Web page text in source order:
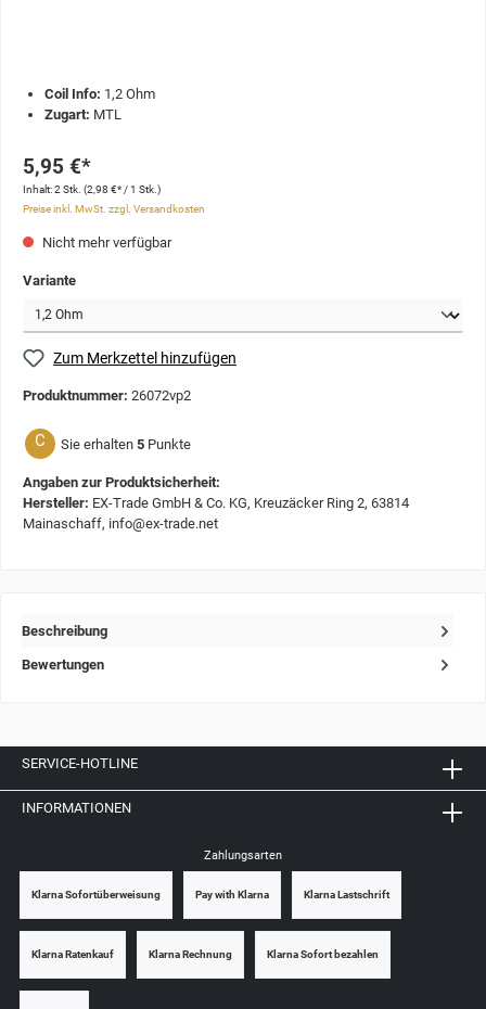
Coil Info: 1,2 Ohm
Zugart: MTL
5,95 €*
Inhalt:2 Stk. (2,98 €* / 1 Stk.)
Preise inkl. MwSt. zzgl. Versandkosten
Nicht mehr verfügbar
Variante
Zum Merkzettel hinzufügen
Produktnummer: 26072vp2
C Sie erhalten 5 Punkte
Angaben zur Produktsicherheit:
Hersteller: EX-Trade GmbH & Co. KG, Kreuzäcker Ring 2, 63814
Mainaschaff, info@ex-trade.net
Beschreibung
Bewertungen
SERVICE-HOTLINE
INFORMATIONEN
Zahlungsarten
Klarna Sofortüberweisung Pay with Klarna Klarna Lastschrift
Klarna Ratenkauf Klarna Rechnung Klarna Sofort bezahlen